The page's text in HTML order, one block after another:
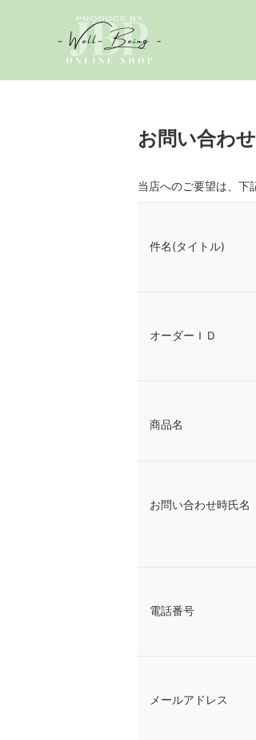
お問い合わせ
当店へのご要望は、下
件名(タイトル)
オーダーＩＤ
商品名
お問い合わせ時氏名
電話番号
メールアドレス